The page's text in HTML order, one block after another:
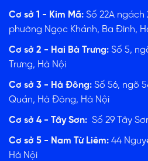
Cơ sở 1 - Kim Mã: Số 22A ngách
phường Ngọc Khánh, Ba Đình,
Cơ sở 2 - Hai Bà Trưng: Số 5,
Trưng, Hà Nội
Cơ sở 3 - Hà Đông: Số 56, ngõ
Quán, Hà Đông, Hà Nội
Cơ sở 4 - Tây Sơn: Số 29 Tây
Cơ sở 5 - Nam Từ Liêm: 44
Hà Nội